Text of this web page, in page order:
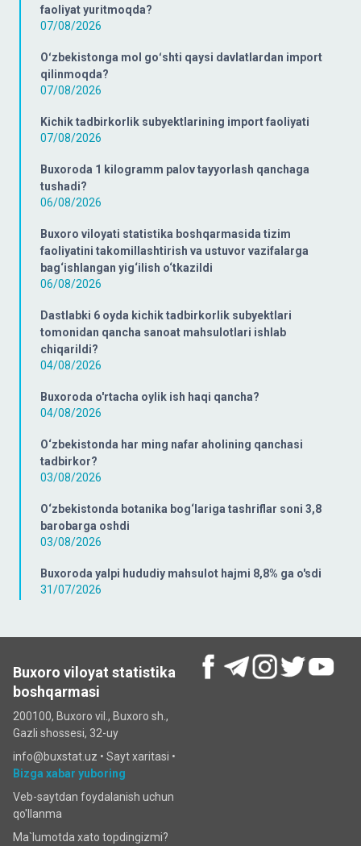
faoliyat yuritmoqda?
07/08/2026
Oʻzbekistonga mol goʻshti qaysi davlatlardan import
qilinmoqda?
07/08/2026
Kichik tadbirkorlik subyektlarining import faoliyati
07/08/2026
Buxoroda 1 kilogramm palov tayyorlash qanchaga
tushadi?
06/08/2026
Buxoro viloyati statistika boshqarmasida tizim
faoliyatini takomillashtirish va ustuvor vazifalarga
bag‘ishlangan yig‘ilish o‘tkazildi
06/08/2026
Dastlabki 6 oyda kichik tadbirkorlik subyektlari
tomonidan qancha sanoat mahsulotlari ishlab
chiqarildi?
04/08/2026
Buxoroda o'rtacha oylik ish haqi qancha?
04/08/2026
O‘zbekistonda har ming nafar aholining qanchasi
tadbirkor?
03/08/2026
O‘zbekistonda botanika bog‘lariga tashriflar soni 3,8
barobarga oshdi
03/08/2026
Buxoroda yalpi hududiy mahsulot hajmi 8,8% ga o'sdi
31/07/2026
Buxoro viloyat statistika
boshqarmasi
200100, Buxoro vil., Buxoro sh.,
Gazli shossesi, 32-uy
info@buxstat.uz • Sayt xaritasi •
Bizga xabar yuboring
Veb-saytdan foydalanish uchun
qo'llanma
Ma`lumotda xato topdingizmi?